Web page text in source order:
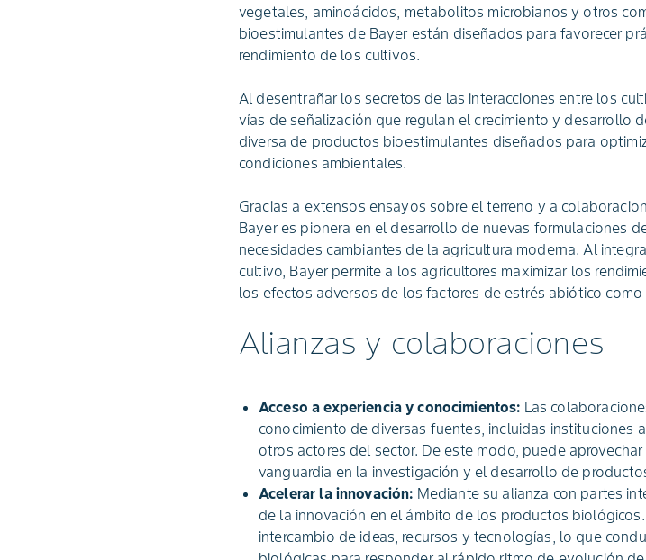
vegetales, aminoácidos, metabolitos microbianos y otros
bioestimulantes de Bayer están diseñados para favorecer
rendimiento de los cultivos.
Al desentrañar los secretos de las interacciones entre los
vías de señalización que regulan el crecimiento y desarrollo
diversa de productos bioestimulantes diseñados para
condiciones ambientales.
Gracias a extensos ensayos sobre el terreno y a
Bayer es pionera en el desarrollo de nuevas formulaciones
necesidades cambiantes de la agricultura moderna. Al
cultivo, Bayer permite a los agricultores maximizar los
los efectos adversos de los factores de estrés abiótico
Alianzas y colaboraciones
Acceso a experiencia y conocimientos: Las
conocimiento de diversas fuentes, incluidas instituciones
otros actores del sector. De este modo, puede
vanguardia en la investigación y el desarrollo de
Acelerar la innovación: Mediante su alianza con partes
de la innovación en el ámbito de los productos
intercambio de ideas, recursos y tecnologías, lo que